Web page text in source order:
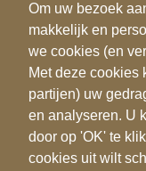
Om uw bezoek
makkelijk en
we cookies (en
Met deze cookies
partijen) uw
en analyseren. U
door op 'OK' te
cookies uit wilt
Om uw bezoek
makkelijk en
we cookies (en
Met deze cookies
partijen) uw
en analyseren. U
door op 'OK' te
cookies uit wilt
T:+31(0)73 599
E:info@quiks.nl